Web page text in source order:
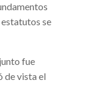
se
fue
de vista el